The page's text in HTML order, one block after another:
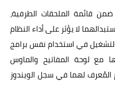
قائمة الملحقات الطرفية،
لا يؤثر على أداء النظام
في استخدام نفس برامج
مع لوحة المفاتيح والماوس
المُعرف لهما في سجل الويندوز